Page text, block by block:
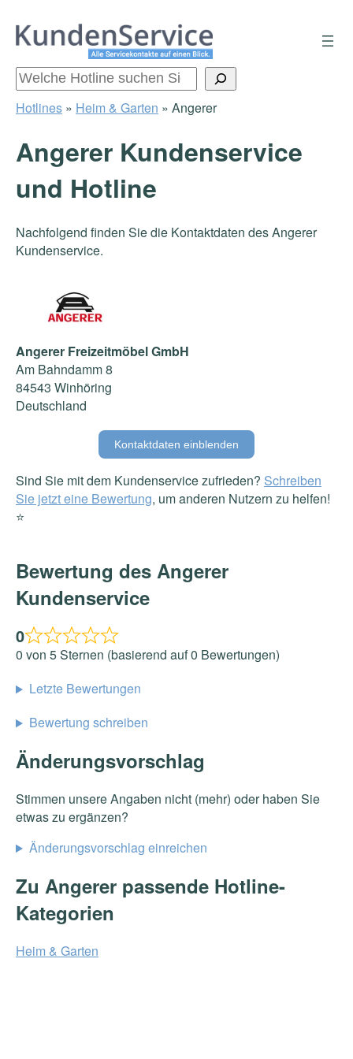
Zum
Inhalt
Suchen
Hotlines » Heim & Garten » Angerer
Angerer Kundenservice
und Hotline
Nachfolgend finden Sie die Kontaktdaten des Angerer
Kundenservice.
Angerer Freizeitmöbel GmbH
Am Bahndamm 8
84543 Winhöring
Deutschland
Kontaktdaten einblenden
Sind Sie mit dem Kundenservice zufrieden? Schreiben
Sie jetzt eine Bewertung, um anderen Nutzern zu helfen!
⭐️
Bewertung des Angerer
Kundenservice
0
0 von 5 Sternen (basierend auf 0 Bewertungen)
Letzte Bewertungen
Bewertung schreiben
Änderungsvorschlag
Stimmen unsere Angaben nicht (mehr) oder haben Sie
etwas zu ergänzen?
Änderungsvorschlag einreichen
Zu Angerer passende Hotline-
Kategorien
Heim & Garten